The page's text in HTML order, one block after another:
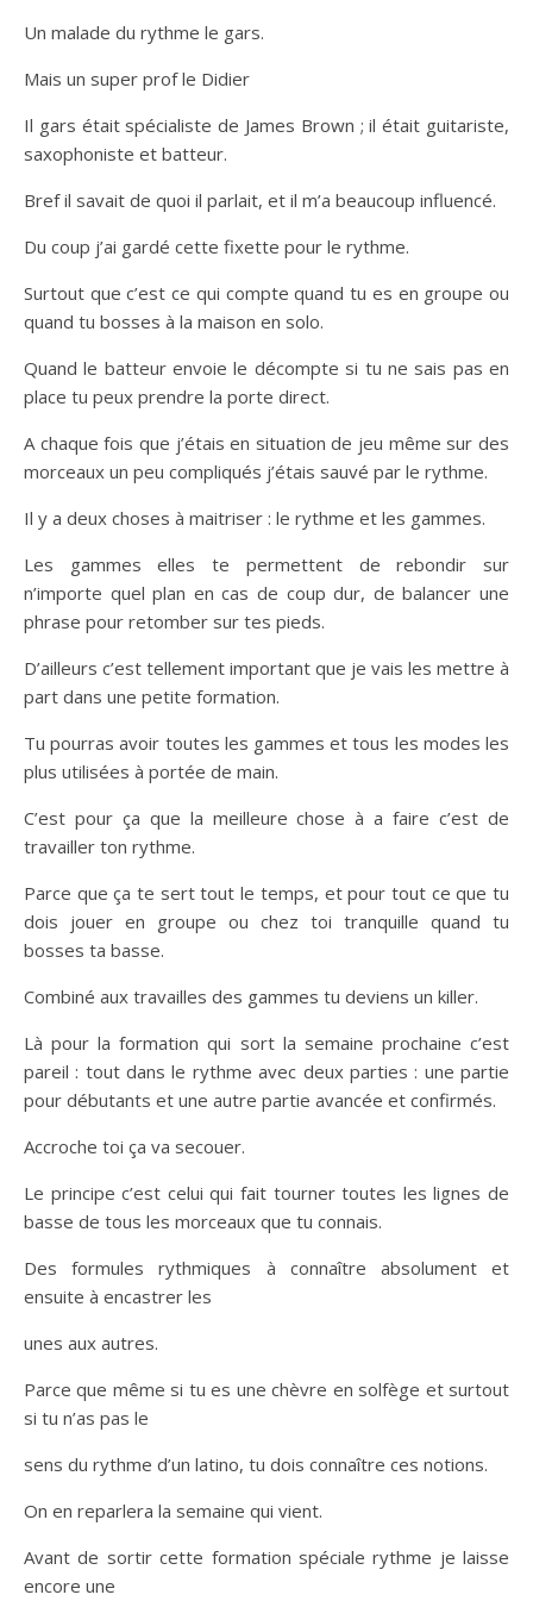
Un malade du rythme le gars.
Mais un super prof le Didier
Il gars était spécialiste de James Brown ; il était guitariste,
saxophoniste et batteur.
Bref il savait de quoi il parlait, et il m’a beaucoup influencé.
Du coup j’ai gardé cette fixette pour le rythme.
Surtout que c’est ce qui compte quand tu es en groupe ou
quand tu bosses à la maison en solo.
Quand le batteur envoie le décompte si tu ne sais pas en
place tu peux prendre la porte direct.
A chaque fois que j’étais en situation de jeu même sur des
morceaux un peu compliqués j’étais sauvé par le rythme.
Il y a deux choses à maitriser : le rythme et les gammes.
Les gammes elles te permettent de rebondir sur
n’importe quel plan en cas de coup dur, de balancer une
phrase pour retomber sur tes pieds.
D’ailleurs c’est tellement important que je vais les mettre à
part dans une petite formation.
Tu pourras avoir toutes les gammes et tous les modes les
plus utilisées à portée de main.
C’est pour ça que la meilleure chose à a faire c’est de
travailler ton rythme.
Parce que ça te sert tout le temps, et pour tout ce que tu
dois jouer en groupe ou chez toi tranquille quand tu
bosses ta basse.
Combiné aux travailles des gammes tu deviens un killer.
Là pour la formation qui sort la semaine prochaine c’est
pareil : tout dans le rythme avec deux parties : une partie
pour débutants et une autre partie avancée et confirmés.
Accroche toi ça va secouer.
Le principe c’est celui qui fait tourner toutes les lignes de
basse de tous les morceaux que tu connais.
Des formules rythmiques à connaître absolument et
ensuite à encastrer les
unes aux autres.
Parce que même si tu es une chèvre en solfège et surtout
si tu n’as pas le
sens du rythme d’un latino, tu dois connaître ces notions.
On en reparlera la semaine qui vient.
Avant de sortir cette formation spéciale rythme je laisse
encore une